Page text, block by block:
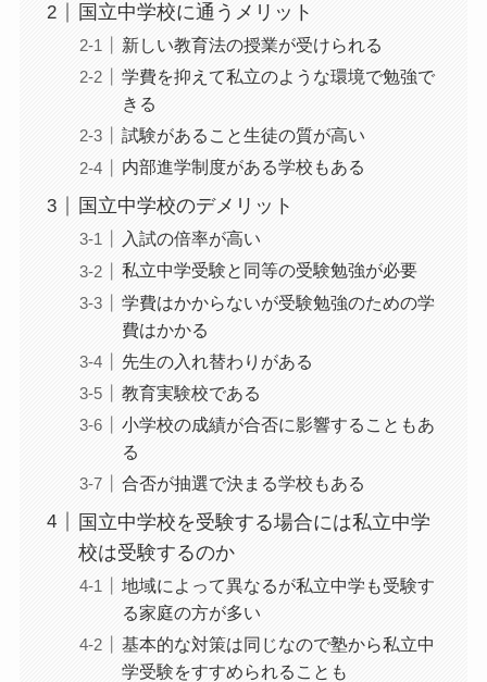
国立中学校に通うメリット
新しい教育法の授業が受けられる
学費を抑えて私立のような環境で勉強で
きる
試験があること生徒の質が高い
内部進学制度がある学校もある
国立中学校のデメリット
入試の倍率が高い
私立中学受験と同等の受験勉強が必要
学費はかからないが受験勉強のための学
費はかかる
先生の入れ替わりがある
教育実験校である
小学校の成績が合否に影響することもあ
る
合否が抽選で決まる学校もある
国立中学校を受験する場合には私立中学
校は受験するのか
地域によって異なるが私立中学も受験す
る家庭の方が多い
基本的な対策は同じなので塾から私立中
学受験をすすめられることも